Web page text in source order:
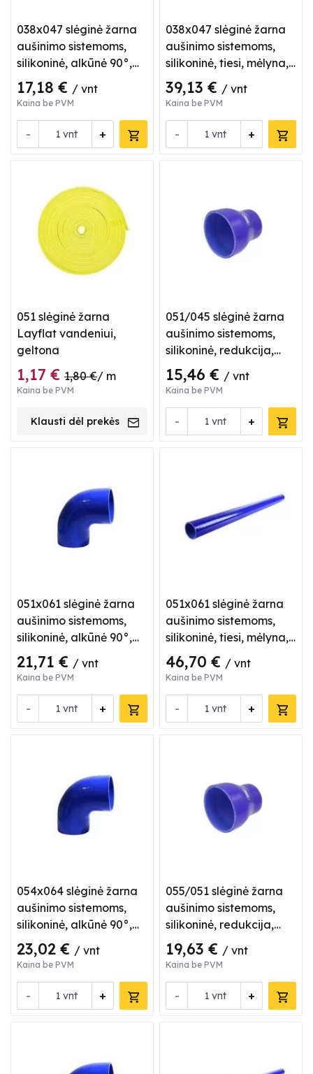
038x047 slėginė žarna
aušinimo sistemoms,
silikoninė, alkūnė 90°,
mėlyna
17,18 € / vnt
Kaina be PVM
- +
vnt
038x047 slėginė žarna
aušinimo sistemoms,
silikoninė, tiesi, mėlyna,
L 1 m
39,13 € / vnt
Kaina be PVM
- +
vnt
051 slėginė žarna
Layflat vandeniui,
geltona
1,17 € 1,80 €/ m
Kaina be PVM
Klausti dėl prekės
051/045 slėginė žarna
aušinimo sistemoms,
silikoninė, redukcija,
tiesi, mėlyna
15,46 € / vnt
Kaina be PVM
- +
vnt
051x061 slėginė žarna
aušinimo sistemoms,
silikoninė, alkūnė 90°,
mėlyna
21,71 € / vnt
Kaina be PVM
- +
vnt
051x061 slėginė žarna
aušinimo sistemoms,
silikoninė, tiesi, mėlyna,
L 1 m
46,70 € / vnt
Kaina be PVM
- +
vnt
054x064 slėginė žarna
aušinimo sistemoms,
silikoninė, alkūnė 90°,
mėlyna
23,02 € / vnt
Kaina be PVM
- +
vnt
055/051 slėginė žarna
aušinimo sistemoms,
silikoninė, redukcija,
tiesi, mėlyna
19,63 € / vnt
Kaina be PVM
- +
vnt